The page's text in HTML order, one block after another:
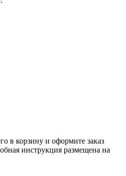
в корзину и оформите заказ
инструкция размещена на